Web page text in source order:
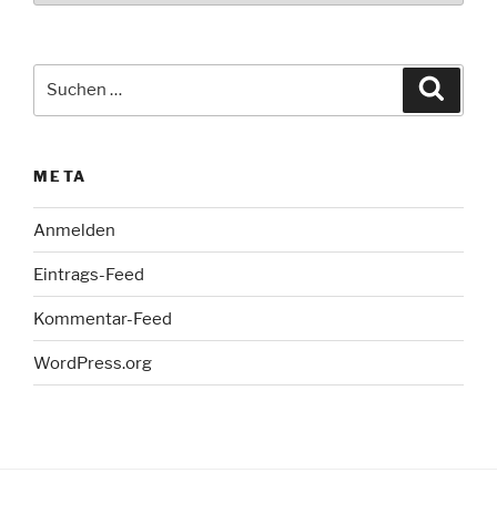
META
Anmelden
Eintrags-Feed
Kommentar-Feed
WordPress.org